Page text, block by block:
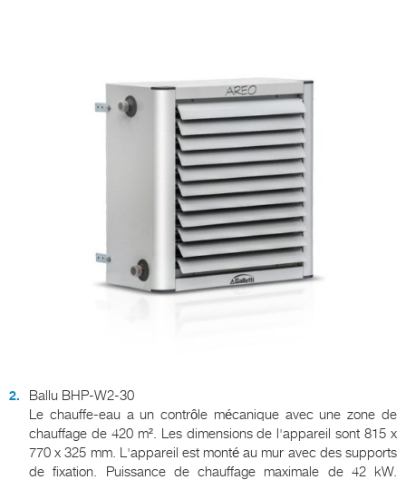
Ballu BHP-W2-30
Le chauffe-eau a un contrôle mécanique avec une zone de
chauffage de 420 m². Les dimensions de l'appareil sont 815 x
770 x 325 mm. L'appareil est monté au mur avec des supports
de fixation. Puissance de chauffage maximale de 42 kW.